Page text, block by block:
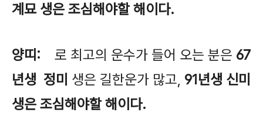
계묘 생은 조심해야할 해이다.
양띠: 로 최고의 운수가 들어 오는 분은 67
년생 정미 생은 길한운가 많고, 91년생 신미
생은 조심해야할 해이다.